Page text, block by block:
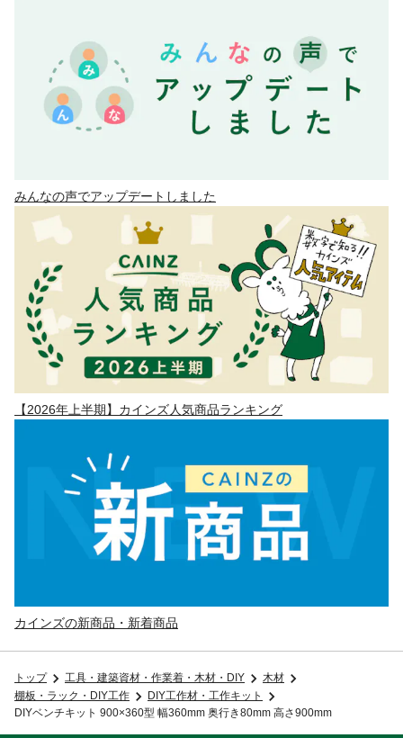
みんなの声でアップデートしました
【2026年上半期】カインズ人気商品ランキング
カインズの新商品・新着商品
トップ 工具・建築資材・作業着・木材・DIY
木材
棚板・ラック・DIY工作
DIY工作材・工作キット
DIYベンチキット 900×360型 幅360mm 奥行き80mm 高さ900mm